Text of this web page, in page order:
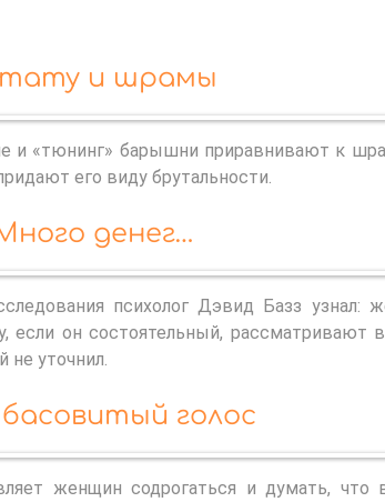
тату и шрамы
и «тюнинг» барышни приравнивают к
его виду брутальности.
денег…
психолог Дэвид Базз
если он состоятельный, рассматривают
не уточнил.
басовитый голос
женщин содрогаться и думать, что